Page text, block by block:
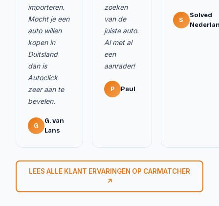
importeren.
Mocht je een
auto willen
kopen in
Duitsland
dan is
Autoclick
zeer aan te
bevelen.
G
G. van
Lans
zoeken
van de
juiste auto.
Al met al
een
aanrader!
P Paul
S
Solved
LEES ALLE KLANT ERVARINGEN OP CARMATCHER
↗